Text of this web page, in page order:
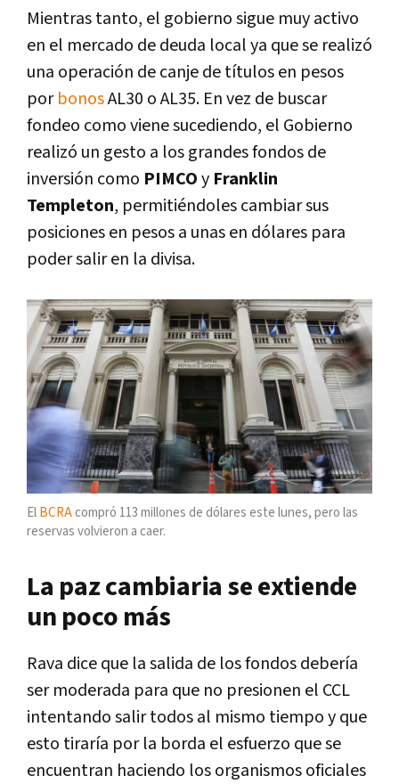
Mientras tanto, el gobierno sigue muy activo
en el mercado de deuda local ya que se realizó
una operación de canje de títulos en pesos
porbonosAL30 o AL35. En vez de buscar
fondeo como viene sucediendo, el Gobierno
realizó un gesto a los grandes fondos de
inversión como PIMCOy Franklin
Templeton, permitiéndoles cambiar sus
posiciones en pesos a unas en dólares para
poder salir en la divisa.
El BCRAcompró 113 millones de dólares este lunes, pero las
reservas volvieron a caer.
La paz cambiaria se extiende
un poco más
Rava dice que la salida de los fondos debería
ser moderada para que no presionen el CCL
intentando salir todos al mismo tiempo y que
esto tiraría por la borda el esfuerzo que se
encuentran haciendo los organismos oficiales